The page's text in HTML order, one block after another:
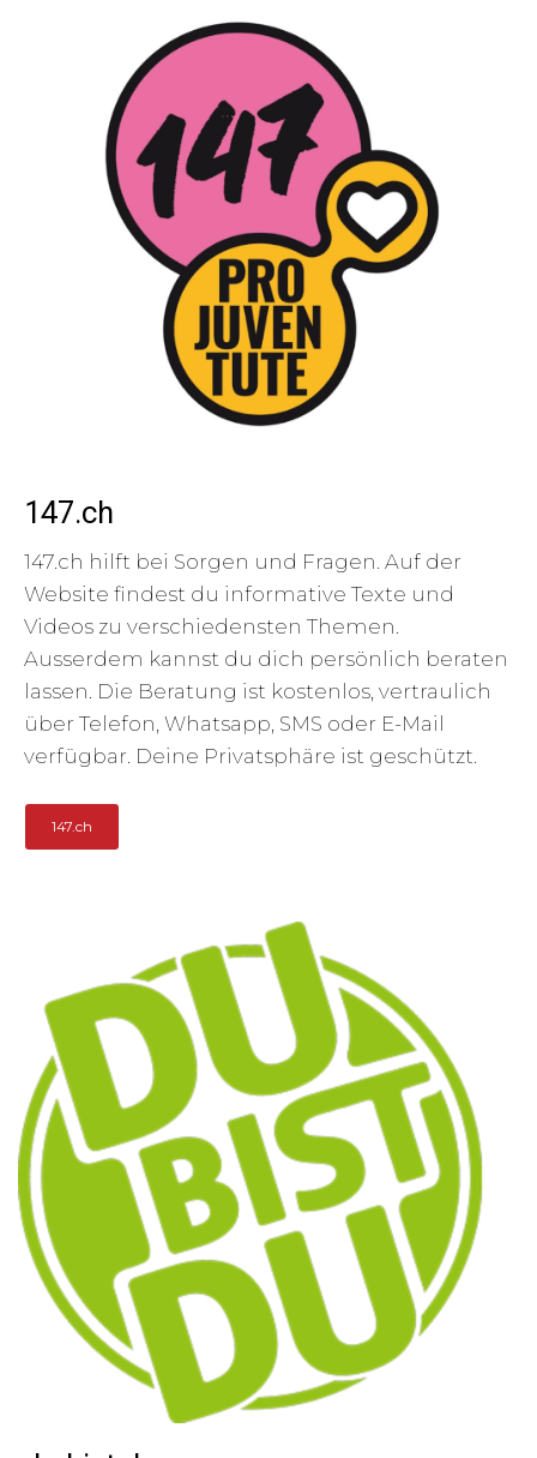
147.ch
147.ch hilft bei Sorgen und Fragen. Auf der
Website findest du informative Texte und
Videos zu verschiedensten Themen.
Ausserdem kannst du dich persönlich beraten
lassen. Die Beratung ist kostenlos, vertraulich
über Telefon, Whatsapp, SMS oder E-Mail
verfügbar. Deine Privatsphäre ist geschützt.
147.ch